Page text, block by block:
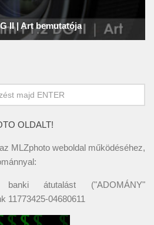
OLDALT!
MLZphoto weboldal működéséhez,
banki átutalást ("ADOMÁNY"
11773425-04680611